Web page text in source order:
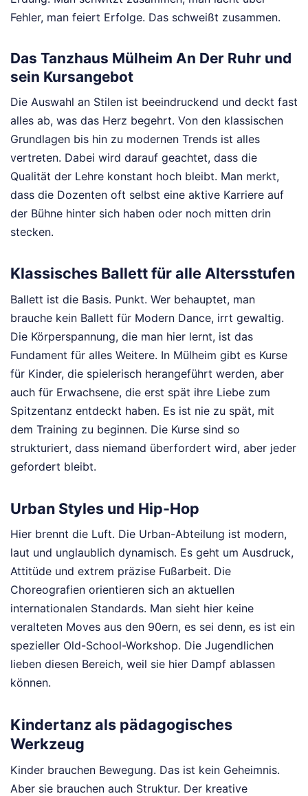
Fehler, man feiert Erfolge. Das schweißt zusammen.
Das Tanzhaus Mülheim An Der Ruhr und
sein Kursangebot
Die Auswahl an Stilen ist beeindruckend und deckt fast
alles ab, was das Herz begehrt. Von den klassischen
Grundlagen bis hin zu modernen Trends ist alles
vertreten. Dabei wird darauf geachtet, dass die
Qualität der Lehre konstant hoch bleibt. Man merkt,
dass die Dozenten oft selbst eine aktive Karriere auf
der Bühne hinter sich haben oder noch mitten drin
stecken.
Klassisches Ballett für alle Altersstufen
Ballett ist die Basis. Punkt. Wer behauptet, man
brauche kein Ballett für Modern Dance, irrt gewaltig.
Die Körperspannung, die man hier lernt, ist das
Fundament für alles Weitere. In Mülheim gibt es Kurse
für Kinder, die spielerisch herangeführt werden, aber
auch für Erwachsene, die erst spät ihre Liebe zum
Spitzentanz entdeckt haben. Es ist nie zu spät, mit
dem Training zu beginnen. Die Kurse sind so
strukturiert, dass niemand überfordert wird, aber jeder
gefordert bleibt.
Urban Styles und Hip-Hop
Hier brennt die Luft. Die Urban-Abteilung ist modern,
laut und unglaublich dynamisch. Es geht um Ausdruck,
Attitüde und extrem präzise Fußarbeit. Die
Choreografien orientieren sich an aktuellen
internationalen Standards. Man sieht hier keine
veralteten Moves aus den 90ern, es sei denn, es ist ein
spezieller Old-School-Workshop. Die Jugendlichen
lieben diesen Bereich, weil sie hier Dampf ablassen
können.
Kindertanz als pädagogisches
Werkzeug
Kinder brauchen Bewegung. Das ist kein Geheimnis.
Aber sie brauchen auch Struktur. Der kreative